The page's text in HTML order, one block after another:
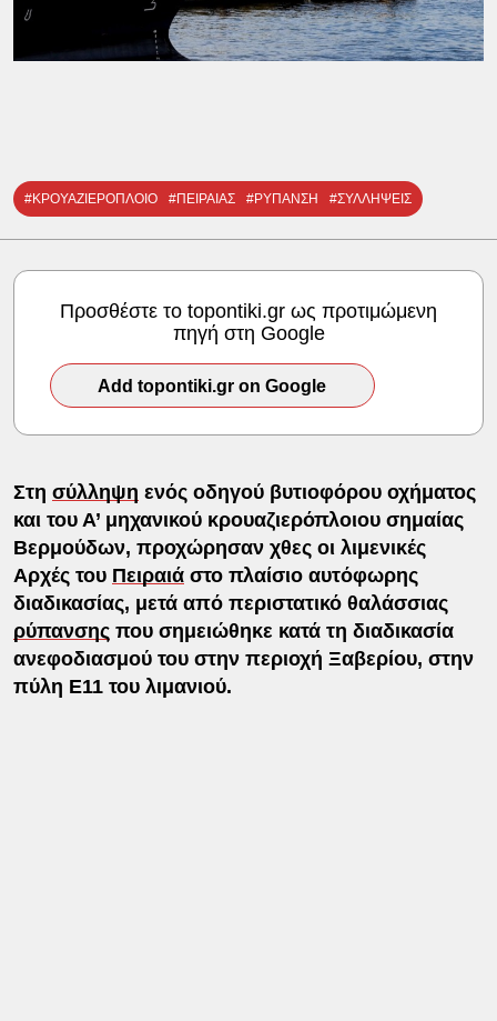
#ΚΡΟΥΑΖΙΕΡΟΠΛΟΙΟ #ΠΕΙΡΑΙΑΣ #ΡΥΠΑΝΣΗ #ΣΥΛΛΗΨΕΙΣ
Προσθέστε το topontiki.gr ως προτιμώμενη
πηγή στη Google
Add topontiki.gr on Google
Στη σύλληψη ενός οδηγού βυτιοφόρου οχήματος
και του Α’ μηχανικού κρουαζιερόπλοιου σημαίας
Βερμούδων, προχώρησαν χθες οι λιμενικές
Αρχές του Πειραιάστο πλαίσιο αυτόφωρης
διαδικασίας, μετά από περιστατικό θαλάσσιας
ρύπανσηςπου σημειώθηκε κατά τη διαδικασία
ανεφοδιασμού του στην περιοχή Ξαβερίου, στην
πύλη Ε11 του λιμανιού.